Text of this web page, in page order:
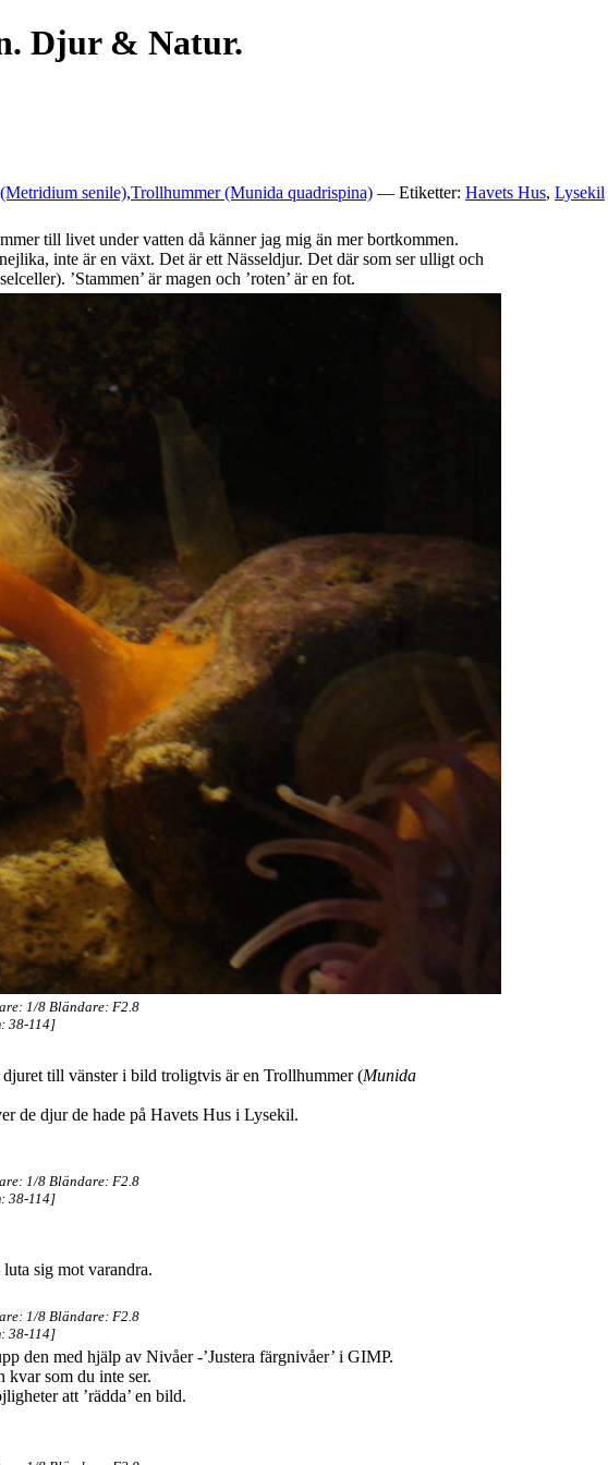
Djur & Natur.
senile),Trollhummer (Munida quadrispina) — Etiketter: Havets Hus, Lysekil
till livet under vatten då känner jag mig än mer bortkommen.
inte är en växt. Det är ett Nässeldjur. Det där som ser ulligt och
’Stammen’ är magen och ’roten’ är en fot.
1/8 Bländare: F2.8
38-114]
till vänster i bild troligtvis är en Trollhummer (Munida
de djur de hade på Havets Hus i Lysekil.
1/8 Bländare: F2.8
38-114]
sig mot varandra.
1/8 Bländare: F2.8
38-114]
den med hjälp av Nivåer -’Justera färgnivåer’ i GIMP.
som du inte ser.
att ’rädda’ en bild.